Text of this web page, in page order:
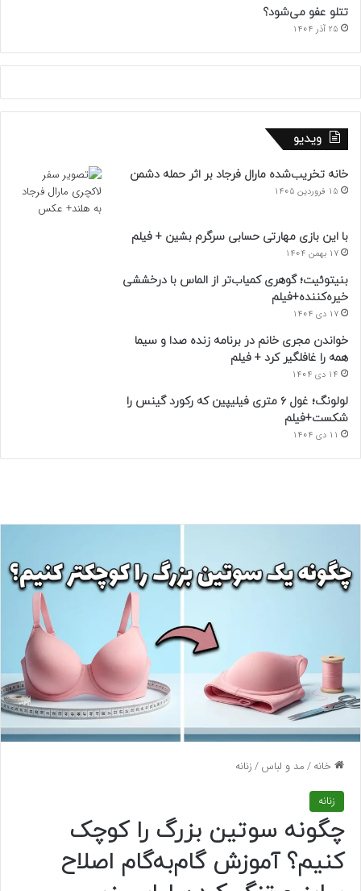
تتلو عفو می‌شود؟
25 آذر 1404
ویدیو
خانه تخریب‌شده مارال فرجاد بر اثر حمله دشمن
15 فروردین 1405
با این بازی مهارتی حسابی سرگرم بشین + فیلم
17 بهمن 1404
بنیتوئیت؛ گوهری کمیاب‌تر از الماس با درخششی
خیره‌کننده+فیلم
17 دی 1404
خواندن مجری خانم در برنامه زنده صدا و سیما
همه را غافلگیر کرد + فیلم
14 دی 1404
لولونگ؛ غول ۶ متری فیلیپین که رکورد گینس را
شکست+فیلم
11 دی 1404